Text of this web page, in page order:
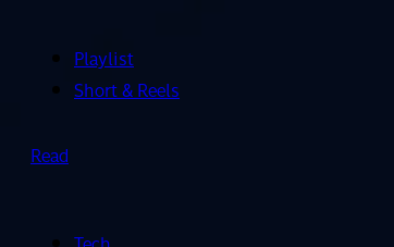
Playlist
Short & Reels
Read